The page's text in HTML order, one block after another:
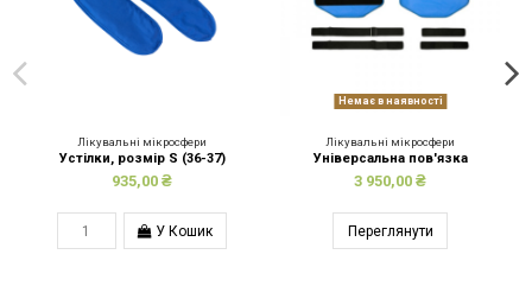
Лікувальні мікросфери
Устілки, розмір S (36-37)
935,00 ₴
У Кошик
Немає в наявності
Лікувальні мікросфери
Універсальна пов'язка
3 950,00 ₴
Переглянути